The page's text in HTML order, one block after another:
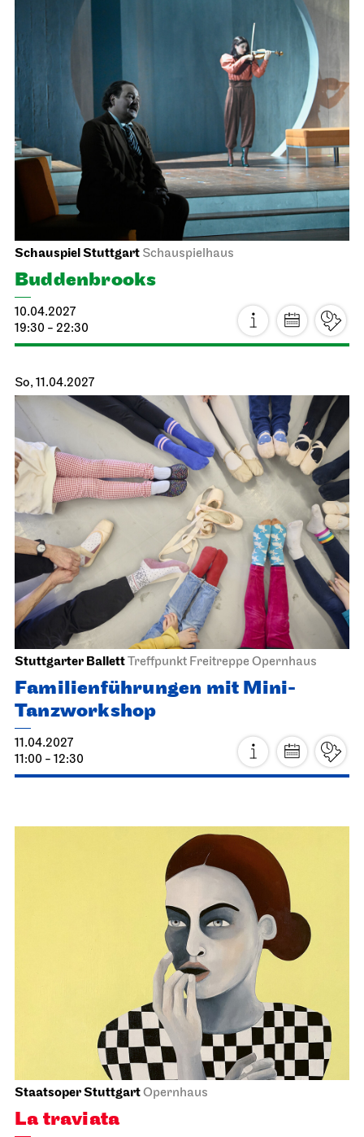
Staatstheater Stuttgart Opernhaus, Foyer I. Rang
Heiraten im Opernhaus
22.03.2027
10:00 - 15:00
Staatsorchester Stuttgart Liederhalle, Beethovensaal
5. Sinfonie­konzert
22.03.2027
19:30
Do, 25.03.2027
Schauspielhaus
Die Glas­menagerie